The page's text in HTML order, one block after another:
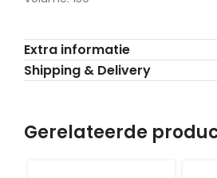
Extra informatie
Shipping & Delivery
Gerelateerde